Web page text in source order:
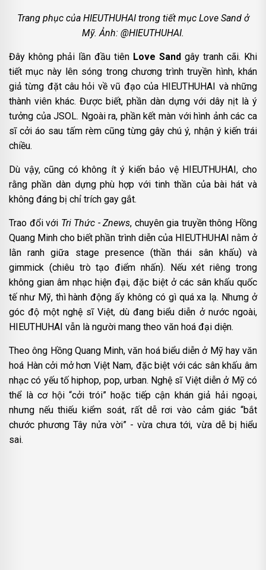
Trang phục của HIEUTHUHAI trong tiết mục Love Sand ở
Mỹ. Ảnh: @HIEUTHUHAI.
Đây không phải lần đầu tiên Love Sand gây tranh cãi. Khi
tiết mục này lên sóng trong chương trình truyền hình, khán
giả từng đặt câu hỏi về vũ đạo của HIEUTHUHAI và những
thành viên khác. Được biết, phần dàn dựng với dây nịt là ý
tưởng của JSOL. Ngoài ra, phần kết màn với hình ảnh các ca
sĩ cởi áo sau tấm rèm cũng từng gây chú ý, nhận ý kiến trái
chiều.
Dù vậy, cũng có không ít ý kiến bảo vệ HIEUTHUHAI, cho
rằng phần dàn dựng phù hợp với tinh thần của bài hát và
không đáng bị chỉ trích gay gắt.
Trao đổi với Tri Thức - Znews, chuyên gia truyền thông Hồng
Quang Minh cho biết phần trình diễn của HIEUTHUHAI nằm ở
lằn ranh giữa stage presence (thần thái sân khấu) và
gimmick (chiêu trò tạo điểm nhấn). Nếu xét riêng trong
không gian âm nhạc hiện đại, đặc biệt ở các sân khấu quốc
tế như Mỹ, thì hành động ấy không có gì quá xa lạ. Nhưng ở
góc độ một nghệ sĩ Việt, dù đang biểu diễn ở nước ngoài,
HIEUTHUHAI vẫn là người mang theo văn hoá đại diện.
Theo ông Hồng Quang Minh, văn hoá biểu diễn ở Mỹ hay văn
hoá Hàn cởi mở hơn Việt Nam, đặc biệt với các sân khấu âm
nhạc có yếu tố hiphop, pop, urban. Nghệ sĩ Việt diễn ở Mỹ có
thể là cơ hội “cởi trói” hoặc tiếp cận khán giả hải ngoại,
nhưng nếu thiếu kiểm soát, rất dễ rơi vào cảm giác “bắt
chước phương Tây nửa vời” - vừa chưa tới, vừa dễ bị hiểu
sai.